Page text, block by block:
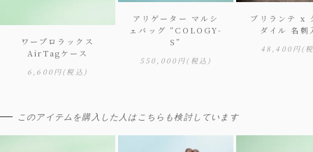
ワープロラックス
AirTagケース
6,600円(税込)
アリゲーター マルシ
ェバッグ “COLOGY-
S”
550,000円(税込)
ブリランテ x
ダイル 名刺
48,400円(
このアイテムを購入した人はこちらも検討しています